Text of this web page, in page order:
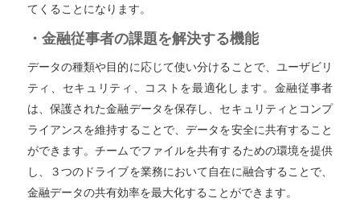
てくることになります。
・金融従事者の課題を解決する機能
データの種類や目的に応じて使い分けることで、ユーザビリ
ティ、セキュリティ、コストを最適化します。金融従事者
は、保護された金融データを保存し、セキュリティとコンプ
ライアンスを維持することで、データを安全に共有すること
ができます。チームでファイルを共有するための環境を提供
し、３つのドライブを業務において自在に融合することで、
金融データの共有効率を最大化することができます。